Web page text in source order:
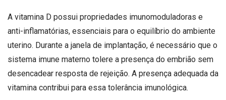
A vitamina D possui propriedades imunomoduladoras e
anti-inflamatórias, essenciais para o equilíbrio do ambiente
uterino. Durante a janela de implantação, é necessário que o
sistema imune materno tolere a presença do embrião sem
desencadear resposta de rejeição. A presença adequada da
vitamina contribui para essa tolerância imunológica.